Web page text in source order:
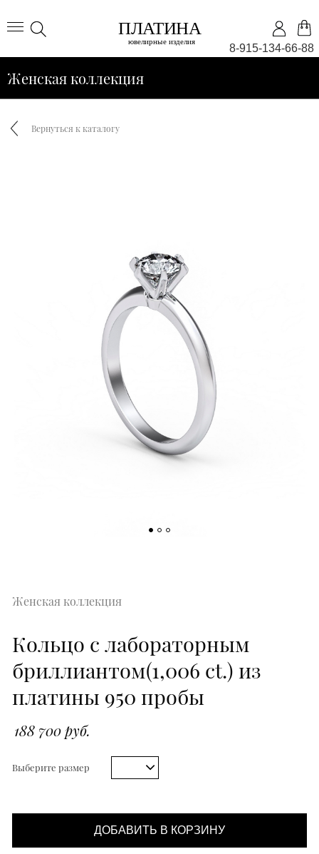
8-915-134-66-88
Женская коллекция
Вернуться к каталогу
Женская коллекция
Кольцо с лабораторным
бриллиантом(1,006 ct.) из
платины 950 пробы
188 700 руб.
Выберите размер
ДОБАВИТЬ В КОРЗИНУ